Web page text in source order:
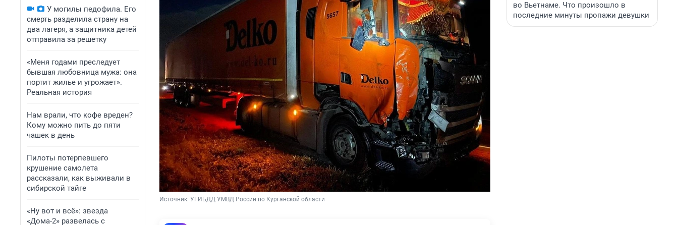
У могилы педофила. Его
смерть разделила страну на
два лагеря, а защитника детей
отправила за решетку
«Меня годами преследует
бывшая любовница мужа: она
портит жилье и угрожает».
Реальная история
Нам врали, что кофе вреден?
Кому можно пить до пяти
чашек в день
Пилоты потерпевшего
крушение самолета
рассказали, как выживали в
сибирской тайге
«Ну вот и всё»: звезда
«Дома-2» развелась с
Источник: УГИБДД УМВД России по Курганской области
во Вьетнаме. Что произошло в
последние минуты пропажи девушки